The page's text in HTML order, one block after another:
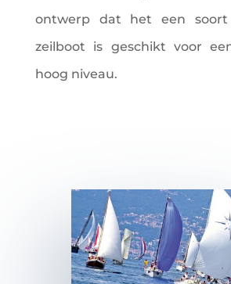
ontwerp dat het een soort
zeilboot is geschikt voor
hoog niveau.